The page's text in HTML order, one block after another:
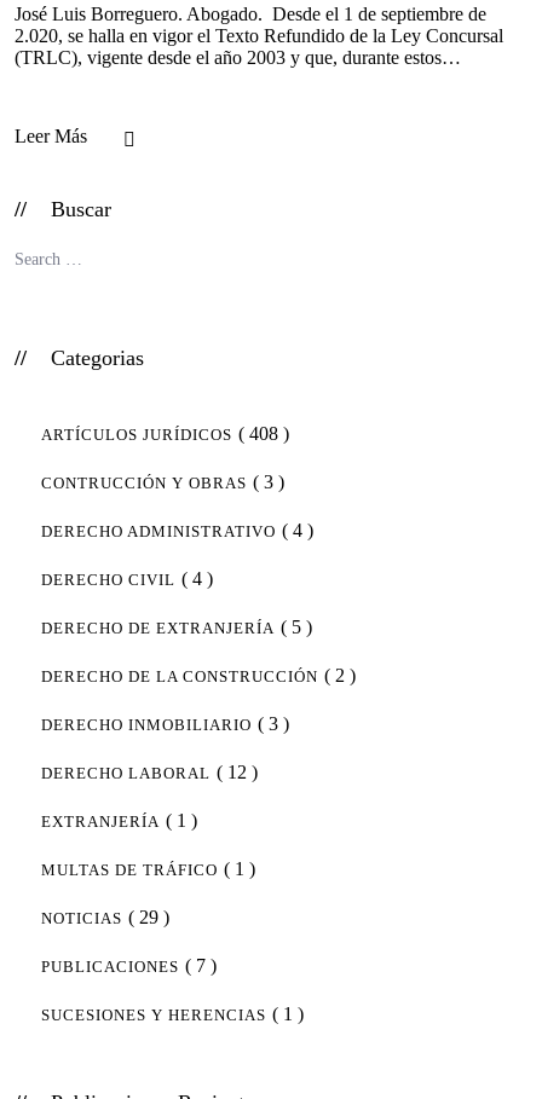
José Luis Borreguero. Abogado. Desde el 1 de septiembre de
2.020, se halla en vigor el Texto Refundido de la Ley Concursal
(TRLC), vigente desde el año 2003 y que, durante estos…
Leer Más
Buscar
Categorias
ARTÍCULOS JURÍDICOS ( 408 )
CONTRUCCIÓN Y OBRAS ( 3 )
DERECHO ADMINISTRATIVO ( 4 )
DERECHO CIVIL ( 4 )
DERECHO DE EXTRANJERÍA ( 5 )
DERECHO DE LA CONSTRUCCIÓN ( 2 )
DERECHO INMOBILIARIO ( 3 )
DERECHO LABORAL ( 12 )
EXTRANJERÍA ( 1 )
MULTAS DE TRÁFICO ( 1 )
NOTICIAS ( 29 )
PUBLICACIONES ( 7 )
SUCESIONES Y HERENCIAS ( 1 )